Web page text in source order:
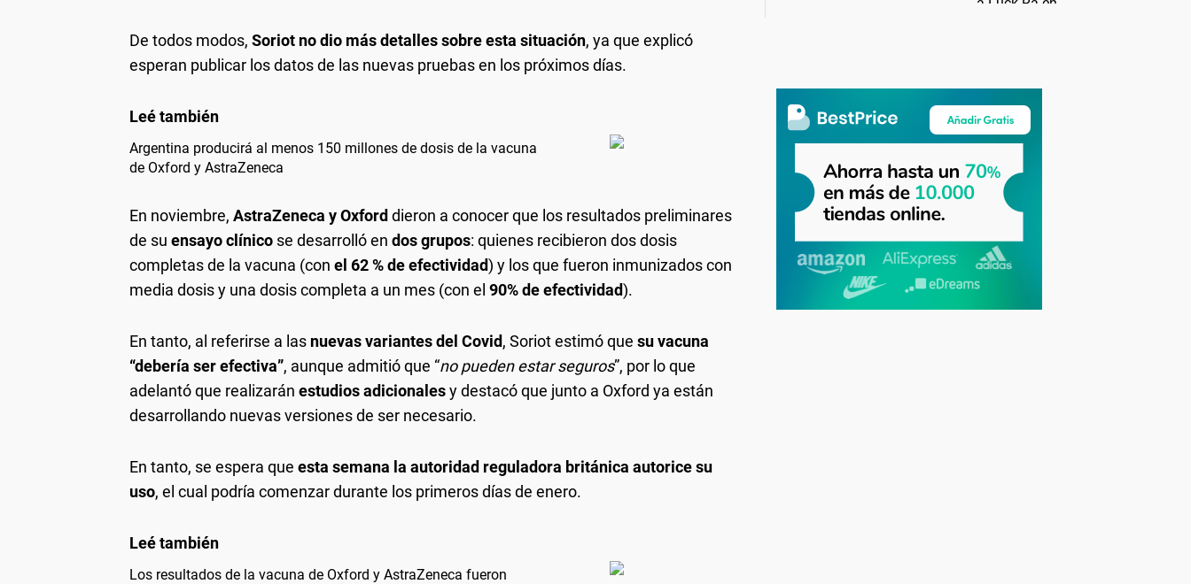
De todos modos, Soriot no dio más detalles sobre esta situación, ya que explicó
esperan publicar los datos de las nuevas pruebas en los próximos días.
Argentina producirá al menos 150 millones de dosis de la vacuna
de Oxford y AstraZeneca
En noviembre, AstraZeneca y Oxford dieron a conocer que los resultados preliminares
de su ensayo clínico se desarrolló en dos grupos: quienes recibieron dos dosis
completas de la vacuna (con el 62 % de efectividad) y los que fueron inmunizados con
media dosis y una dosis completa a un mes (con el 90% de efectividad).
En tanto, al referirse a las nuevas variantes del Covid, Soriot estimó que su vacuna
“debería ser efectiva”, aunque admitió que “no pueden estar seguros”, por lo que
adelantó que realizarán estudios adicionalesy destacó que junto a Oxford ya están
desarrollando nuevas versiones de ser necesario.
En tanto, se espera que esta semana la autoridad reguladora británica autorice su
uso, el cual podría comenzar durante los primeros días de enero.
Los resultados de la vacuna de Oxford y AstraZeneca fueron